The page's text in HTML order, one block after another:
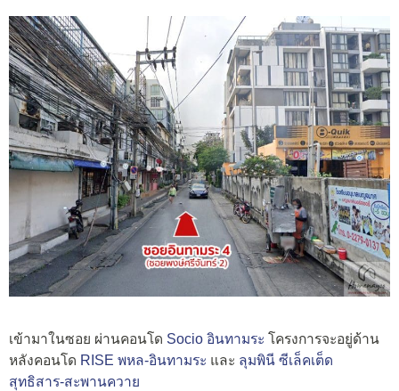
เข้ามาในซอย ผ่านคอนโด Socio อินทามระ โครงการจะอยู่ด้าน
หลังคอนโด RISE พหล-อินทามระ และ ลุมพินี ซีเล็คเต็ด
สุทธิสาร-สะพานควาย